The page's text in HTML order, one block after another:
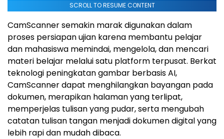
SCROLL TO RESUME CONTENT
CamScanner semakin marak digunakan dalam
proses persiapan ujian karena membantu pelajar
dan mahasiswa memindai, mengelola, dan mencari
materi belajar melalui satu platform terpusat. Berkat
teknologi peningkatan gambar berbasis AI,
CamScanner dapat menghilangkan bayangan pada
dokumen, merapikan halaman yang terlipat,
memperjelas tulisan yang pudar, serta mengubah
catatan tulisan tangan menjadi dokumen digital yang
lebih rapi dan mudah dibaca.